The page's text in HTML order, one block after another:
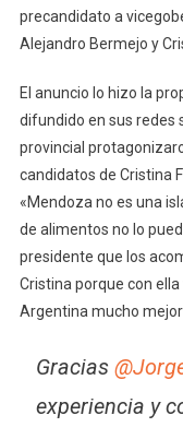
precandidato a
Alejandro Bermejo y
El anuncio lo hizo la
difundido en sus redes
provincial
candidatos de Cristina
«Mendoza no es una
de alimentos no lo
presidente que los
Cristina porque con
Argentina mucho
Gracias
experiencia y